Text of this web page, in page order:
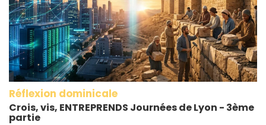
Réflexion dominicale
Crois, vis, ENTREPRENDS Journées de Lyon - 3ème
partie